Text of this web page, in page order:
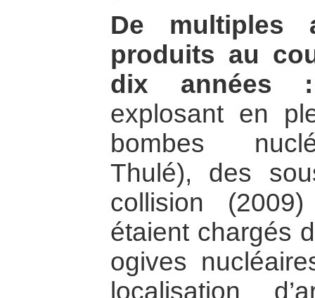
De multiples
produits au
dix années :
explosant en
bombes
Thulé), des
collision
étaient chargés
ogives
localisation